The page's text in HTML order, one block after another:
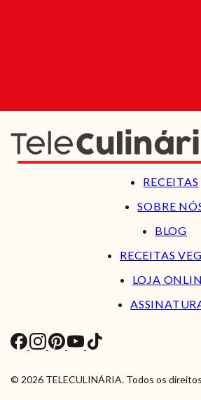
RECEITAS
SOBRE
BLOG
RECEITAS
LOJA
© 2026 TELECULINÁRIA. Todos os